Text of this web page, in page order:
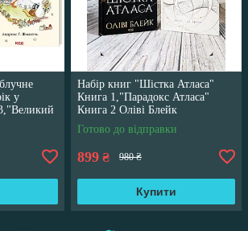
у
Набір книг "Шістка Атласа"
Книга 1,"Парадокс Атласа"
Книга 2 Оліві Блейк
Готово до відправки
899 ₴ 980 ₴
Купити